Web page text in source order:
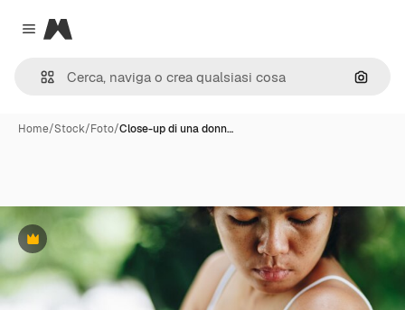
Close menu
Magnific
Cerca
Home/Stock/Foto/Close-up di una donn…
Premium